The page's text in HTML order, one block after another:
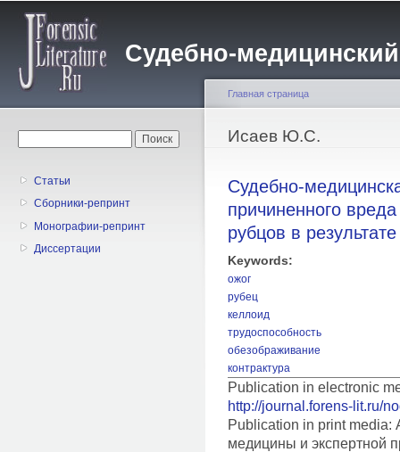
Судебно-
Статьи
Сборники-репринт
Монографии-репринт
Диссертации
Вы здесь
Главная страница
Исаев Ю.С.
Судебно-
причиненного
рубцов в
Keywords:
ожог
рубец
келлоид
трудоспособность
обезображивание
контрактура
Publication in electronic
http://journal.forens-lit.ru/
Publication in print media:
медицины и экспертной